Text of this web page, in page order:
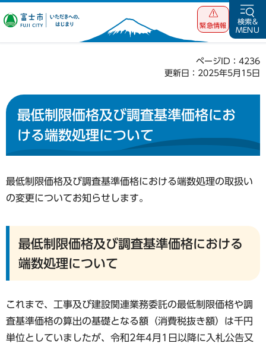
富士市 いただ
緊急情報
検索&
MENU
ページID：4236
更新日：2025年5月15日
最低制限価格及び調査基準価格にお
ける端数処理について
最低制限価格及び調査基準価格における端数処理の取扱い
の変更についてお知らせします。
最低制限価格及び調査基準価格における
端数処理について
これまで、工事及び建設関連業務委託の最低制限価格や調
査基準価格の算出の基礎となる額（消費税抜き額）は千円
単位としていましたが、令和2年4月1日以降に入札公告又